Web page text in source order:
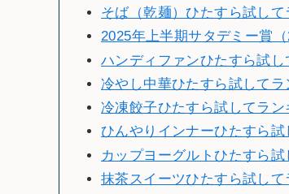
そば（乾麺）ひたすら試して
2025年上半期サタデミー賞（
ハンディファンひたすら試し
冷やし中華ひたすら試してラ
冷凍餃子ひたすら試してラ
ひんやりインナーひたすら試
カップヨーグルトひたすら試
抹茶スイーツひたすら試して